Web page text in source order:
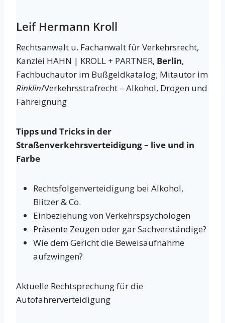
Leif Hermann Kroll
Rechtsanwalt u. Fachanwalt für Verkehrsrecht,
Kanzlei HAHN | KROLL + PARTNER, Berlin,
Fachbuchautor im Bußgeldkatalog; Mitautor im
Rinklin/Verkehrsstrafrecht – Alkohol, Drogen und
Fahreignung
Tipps und Tricks in der
Straßenverkehrsverteidigung – live und in
Farbe
Rechtsfolgenverteidigung bei Alkohol,
Blitzer & Co.
Einbeziehung von Verkehrspsychologen
Präsente Zeugen oder gar Sachverständige?
Wie dem Gericht die Beweisaufnahme
aufzwingen?
Aktuelle Rechtsprechung für die
Autofahrerverteidigung